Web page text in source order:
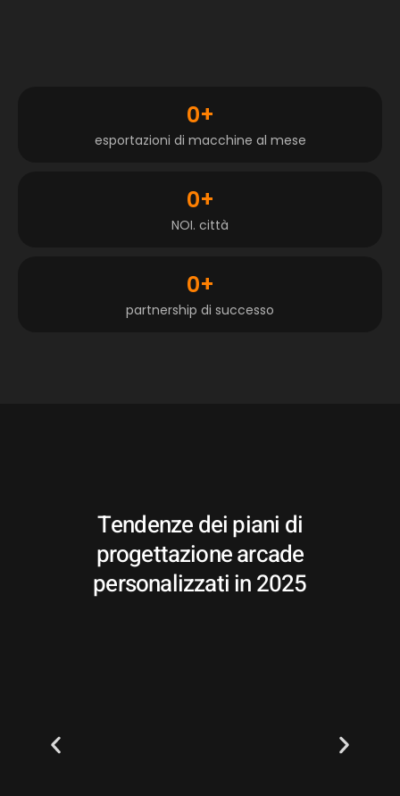
esportazioni di macchine al mese
0+
NOI. città
0+
partnership di successo
0+
Tendenze dei piani di
progettazione arcade
personalizzati in 2025